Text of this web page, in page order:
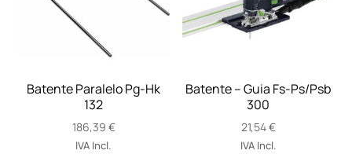
Batente Paralelo Pg-Hk
132
186,39 €
IVA Incl.
Batente – Guia Fs-Ps/Psb
300
21,54€
IVA Incl.